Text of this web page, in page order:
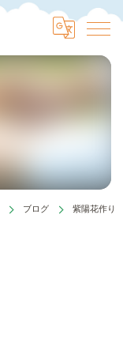
ブログ 紫陽花作り